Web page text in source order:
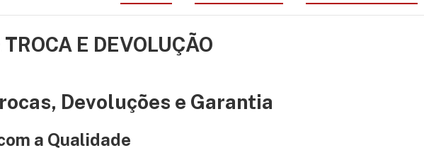
E DEVOLUÇÃO
Devoluções e Garantia
a Qualidade